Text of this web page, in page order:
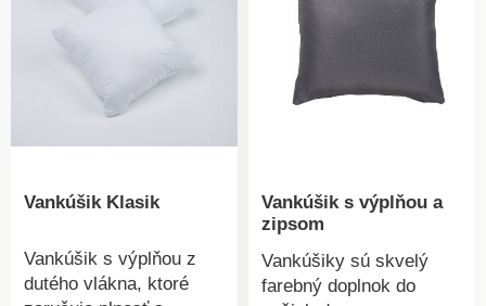
Vankúšik Klasik
Vankúšik s výplňou z
dutého vlákna, ktoré
Vankúšik s výplňou a
zipsom
Vankúšiky sú skvelý
farebný doplnok do